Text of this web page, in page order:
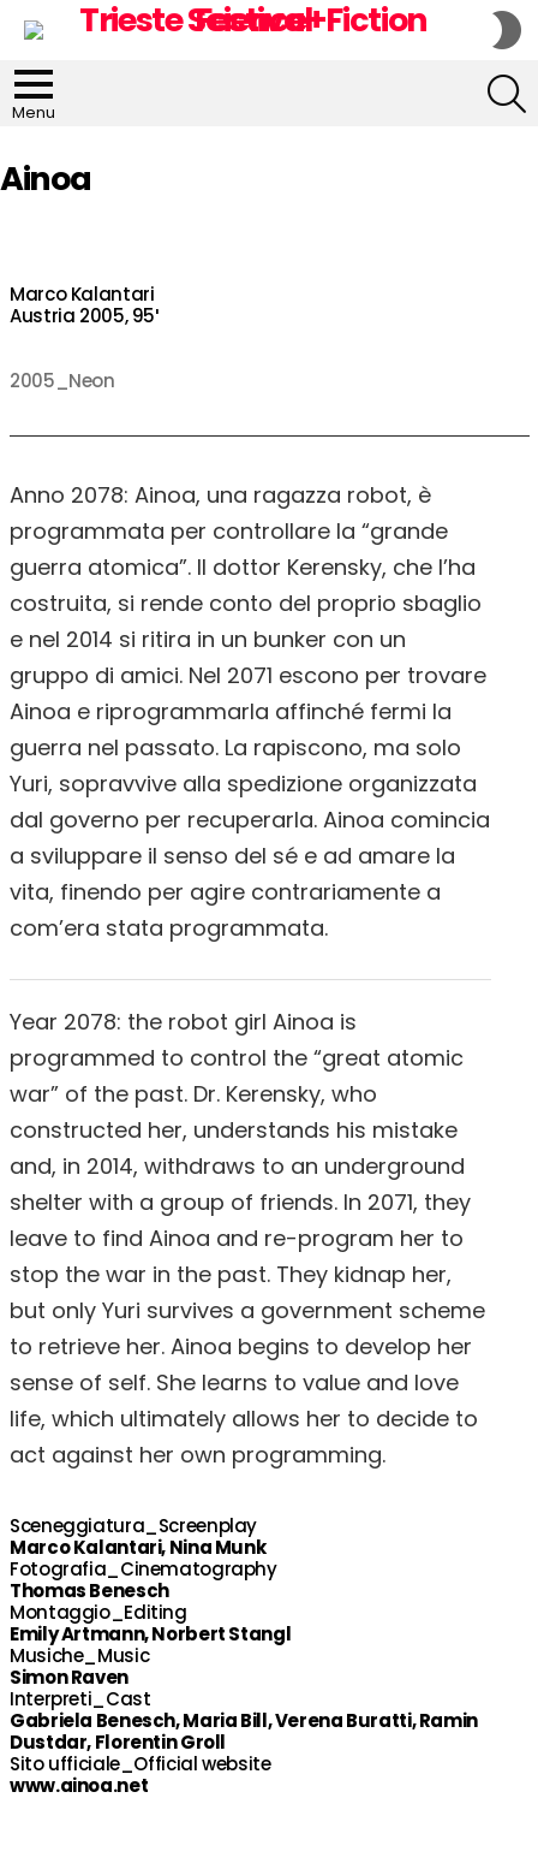
Menu
Ainoa
Marco Kalantari
Austria 2005, 95′
2005_Neon
Anno 2078: Ainoa, una ragazza robot, è
programmata per controllare la “grande
guerra atomica”. Il dottor Kerensky, che l’ha
costruita, si rende conto del proprio sbaglio
e nel 2014 si ritira in un bunker con un
gruppo di amici. Nel 2071 escono per trovare
Ainoa e riprogrammarla affinché fermi la
guerra nel passato. La rapiscono, ma solo
Yuri, sopravvive alla spedizione organizzata
dal governo per recuperarla. Ainoa comincia
a sviluppare il senso del sé e ad amare la
vita, finendo per agire contrariamente a
com’era stata programmata.
Year 2078: the robot girl Ainoa is
programmed to control the “great atomic
war” of the past. Dr. Kerensky, who
constructed her, understands his mistake
and, in 2014, withdraws to an underground
shelter with a group of friends. In 2071, they
leave to find Ainoa and re-program her to
stop the war in the past. They kidnap her,
but only Yuri survives a government scheme
to retrieve her. Ainoa begins to develop her
sense of self. She learns to value and love
life, which ultimately allows her to decide to
act against her own programming.
Sceneggiatura_Screenplay
Marco Kalantari, Nina Munk
Fotografia_Cinematography
Thomas Benesch
Montaggio_Editing
Emily Artmann, Norbert Stangl
Musiche_Music
Simon Raven
Interpreti_Cast
Gabriela Benesch, Maria Bill, Verena Buratti, Ramin
Dustdar, Florentin Groll
Sito ufficiale_Official website
www.ainoa.net